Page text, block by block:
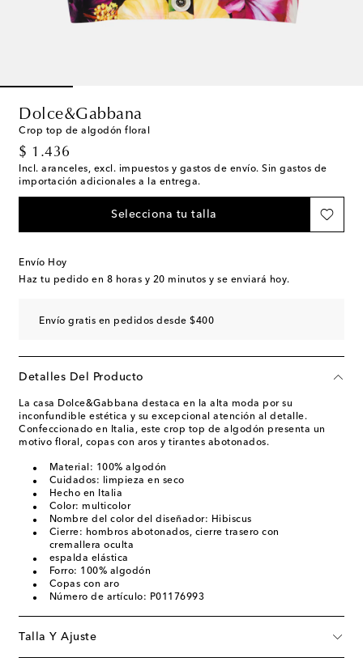
Dolce&Gabbana
Crop top de algodón floral
$ 1.436
original price
Incl. aranceles, excl. impuestos y gastos de envío. Sin gastos de
importación adicionales a la entrega.
Selecciona tu talla
Envío Hoy
Haz tu pedido en 8 horas y 20 minutos y se enviará hoy.
Envío gratis en pedidos desde $400
Detalles Del Producto
La casa Dolce&Gabbana destaca en la alta moda por su
inconfundible estética y su excepcional atención al detalle.
Confeccionado en Italia, este crop top de algodón presenta un
motivo floral, copas con aros y tirantes abotonados.
Material: 100% algodón
Cuidados: limpieza en seco
Hecho en Italia
Color: multicolor
Nombre del color del diseñador: Hibiscus
Cierre: hombros abotonados, cierre trasero con
cremallera oculta
espalda elástica
Forro: 100% algodón
Copas con aro
Número de artículo: P01176993
Talla Y Ajuste